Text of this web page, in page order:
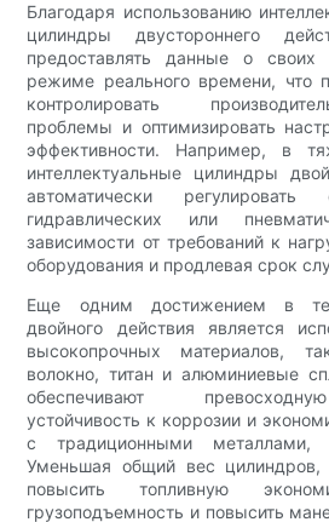
Благодаря использованию
цилиндры двустороннего
предоставлять данные о своих
режиме реального времени, что
контролировать
проблемы и оптимизировать
эффективности. Например, в
интеллектуальные цилиндры
автоматически
гидравлических или
зависимости от требований к
оборудования и продлевая срок
Еще одним достижением в
двойного действия является
высокопрочных материалов,
волокно, титан и алюминиевые
обеспечивают
устойчивость к коррозии и
с традиционными
Уменьшая общий вес цилиндров,
повысить топливную
грузоподъемность и повысить